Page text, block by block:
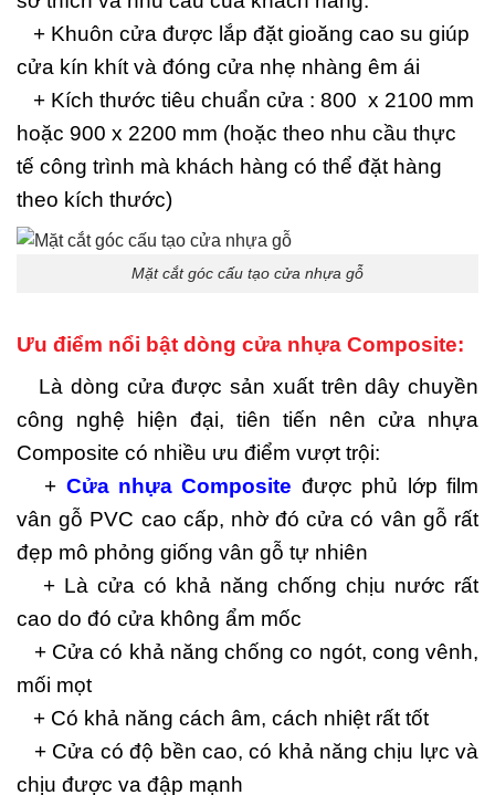
+ Khuôn cửa được lắp đặt gioăng cao su giúp
cửa kín khít và đóng cửa nhẹ nhàng êm ái
+ Kích thước tiêu chuẩn cửa : 800 x 2100 mm
hoặc 900 x 2200 mm (hoặc theo nhu cầu thực
tế công trình mà khách hàng có thể đặt hàng
theo kích thước)
Mặt cắt góc cấu tạo cửa nhựa gỗ
Ưu điểm nổi bật dòng cửa nhựa Composite:
Là dòng cửa được sản xuất trên dây chuyền
công nghệ hiện đại, tiên tiến nên cửa nhựa
Composite có nhiều ưu điểm vượt trội:
+ Cửa nhựa Composite được phủ lớp film
vân gỗ PVC cao cấp, nhờ đó cửa có vân gỗ rất
đẹp mô phỏng giống vân gỗ tự nhiên
+ Là cửa có khả năng chống chịu nước rất
cao do đó cửa không ẩm mốc
+ Cửa có khả năng chống co ngót, cong vênh,
mối mọt
+ Có khả năng cách âm, cách nhiệt rất tốt
+ Cửa có độ bền cao, có khả năng chịu lực và
chịu được va đập mạnh